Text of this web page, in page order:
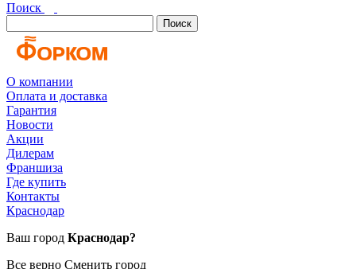
Поиск
Поиск
О компании
Оплата и доставка
Гарантия
Новости
Акции
Дилерам
Франшиза
Где купить
Контакты
Краснодар
Ваш город Краснодар?
Все верно Сменить город